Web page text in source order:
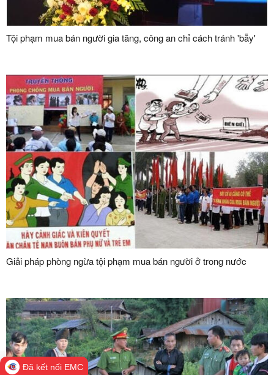
Tội phạm mua bán người gia tăng, công an chỉ cách tránh 'bẫy'
Giải pháp phòng ngừa tội phạm mua bán người ở trong nước
Đã kết nối EMC